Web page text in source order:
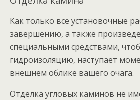
Как только все установочные
завершению, а также
специальными средствами,
гидроизоляцию, наступает
внешнем облике вашего очага.
Отделка угловых каминов не